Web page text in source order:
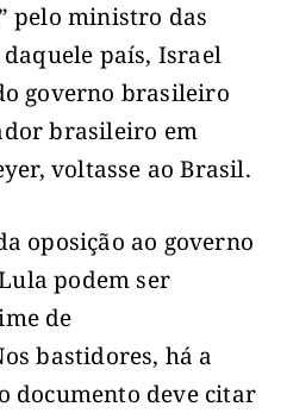
pelo ministro das
país, Israel
governo brasileiro
brasileiro em
voltasse ao Brasil.
oposição ao governo
podem ser
de
bastidores, há a
documento deve citar